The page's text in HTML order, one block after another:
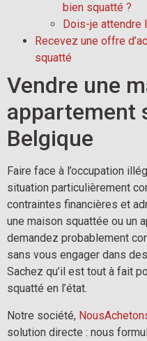
bien squatté ?
Dois-je attendre
Recevez une offre
squatté
Vendre une
appartement
Belgique
Faire face à l’occupation
situation particulièrement
contraintes financières et
une maison squattée ou un
demandez probablement
sans vous engager dans
Sachez qu’il est tout à fait
squatté en l’état.
Notre société,
solution directe : nous